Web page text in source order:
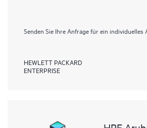
Senden Sie Ihre Anfrage für ein individuelles
HEWLETT PACKARD
ENTERPRISE